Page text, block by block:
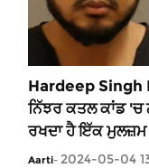
Hardeep
ਨਿੱਝਰ ਕਤਲ ਕਾਂਡ 'ਚ
ਰਖਦਾ ਹੈ ਇੱਕ ਮੁਲਜ਼ਮ
Aarti- 2024-05-04